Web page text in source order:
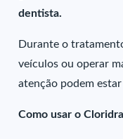
dentista.
Durante o
veículos ou operar
atenção podem
Como usar o